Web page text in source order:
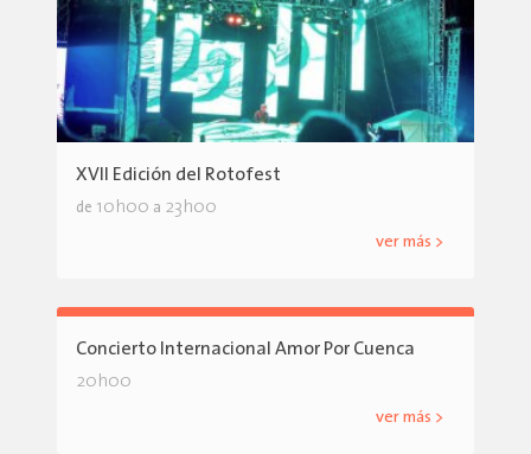
XVII Edición del Rotofest
de 10h00 a 23h00
ver más >
Concierto Internacional Amor Por Cuenca
20h00
ver más >